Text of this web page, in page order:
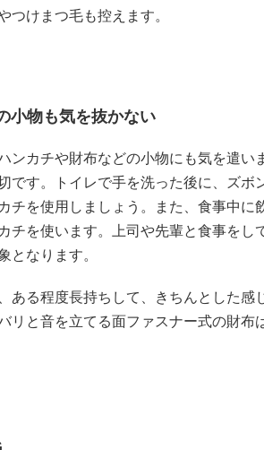
つけまつ毛も控えます。
小物も気を抜かない
ンカチや財布などの小物にも気を遣い
です。トイレで手を洗った後に、ズボ
チを使用しましょう。また、食事中に
チを使います。上司や先輩と食事をし
となります。
ある程度長持ちして、きちんとした感
リと音を立てる面ファスナー式の財布